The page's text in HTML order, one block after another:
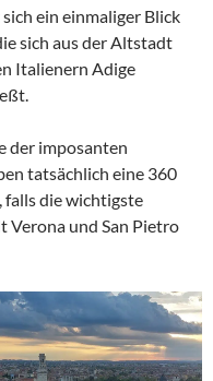
ein einmaliger Blick
sich aus der Altstadt
Italienern Adige
der imposanten
tatsächlich eine 360
falls die wichtigste
und San Pietro